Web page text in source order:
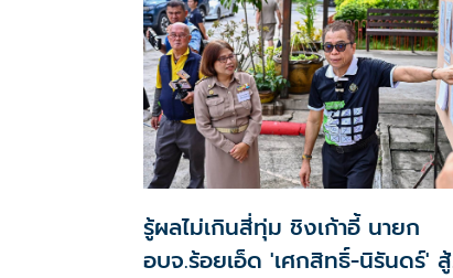
รู้ผลไม่เกินสี่ทุ่ม ชิงเก้าอี้ นายก
อบจ.ร้อยเอ็ด 'เศกสิทธิ์-นิรันดร์' สู้